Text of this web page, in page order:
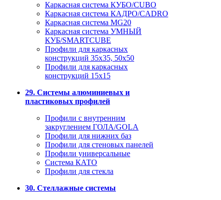
Каркасная система КУБО/CUBO
Каркасная система КАДРО/CADRO
Каркасная система MG20
Каркасная система УМНЫЙ
КУБ/SMARTCUBE
Профили для каркасных
конструкций 35x35, 50x50
Профили для каркасных
конструкций 15х15
29. Системы алюминиевых и
пластиковых профилей
Профили с внутренним
закруглением ГОЛА/GOLA
Профили для нижних баз
Профили для стеновых панелей
Профили универсальные
Система КАТО
Профили для стекла
30. Стеллажные системы